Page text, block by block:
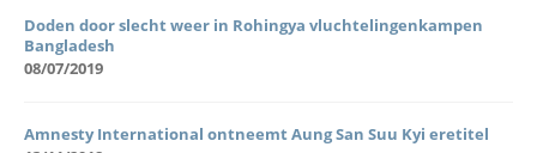
Doden door slecht weer in Rohingya vluchtelingenkampen
Bangladesh
08/07/2019
Amnesty International ontneemt Aung San Suu Kyi eretitel